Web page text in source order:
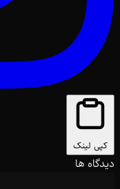
کپی لینک
دیدگاه ها